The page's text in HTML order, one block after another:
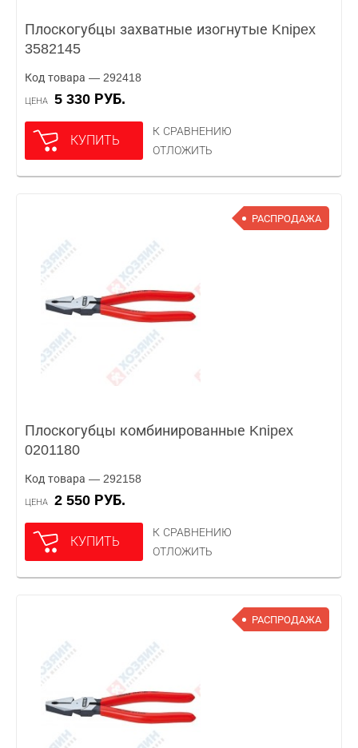
Плоскогубцы захватные изогнутые Knipex
3582145
Код товара — 292418
ЦЕНА 5 330 РУБ.
КУПИТЬ
К СРАВНЕНИЮ
ОТЛОЖИТЬ
РАСПРОДАЖА
Плоскогубцы комбинированные Knipex
0201180
Код товара — 292158
ЦЕНА 2 550 РУБ.
КУПИТЬ
К СРАВНЕНИЮ
ОТЛОЖИТЬ
РАСПРОДАЖА